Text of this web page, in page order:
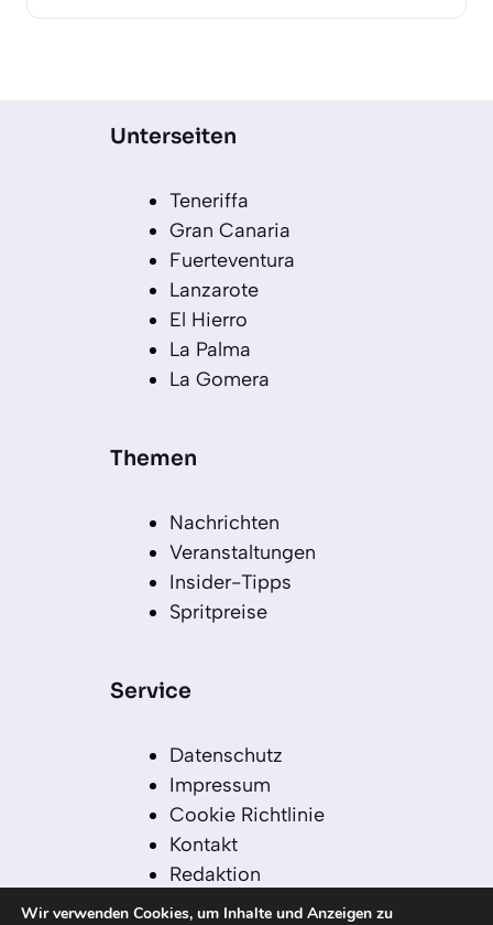
Unterseiten
Teneriffa
Gran Canaria
Fuerteventura
Lanzarote
El Hierro
La Palma
La Gomera
Themen
Nachrichten
Veranstaltungen
Insider-Tipps
Spritpreise
Service
Datenschutz
Impressum
Cookie Richtlinie
Kontakt
Redaktion
Redaktionelle Leitlinien
Wir verwenden Cookies, um Inhalte und Anzeigen zu